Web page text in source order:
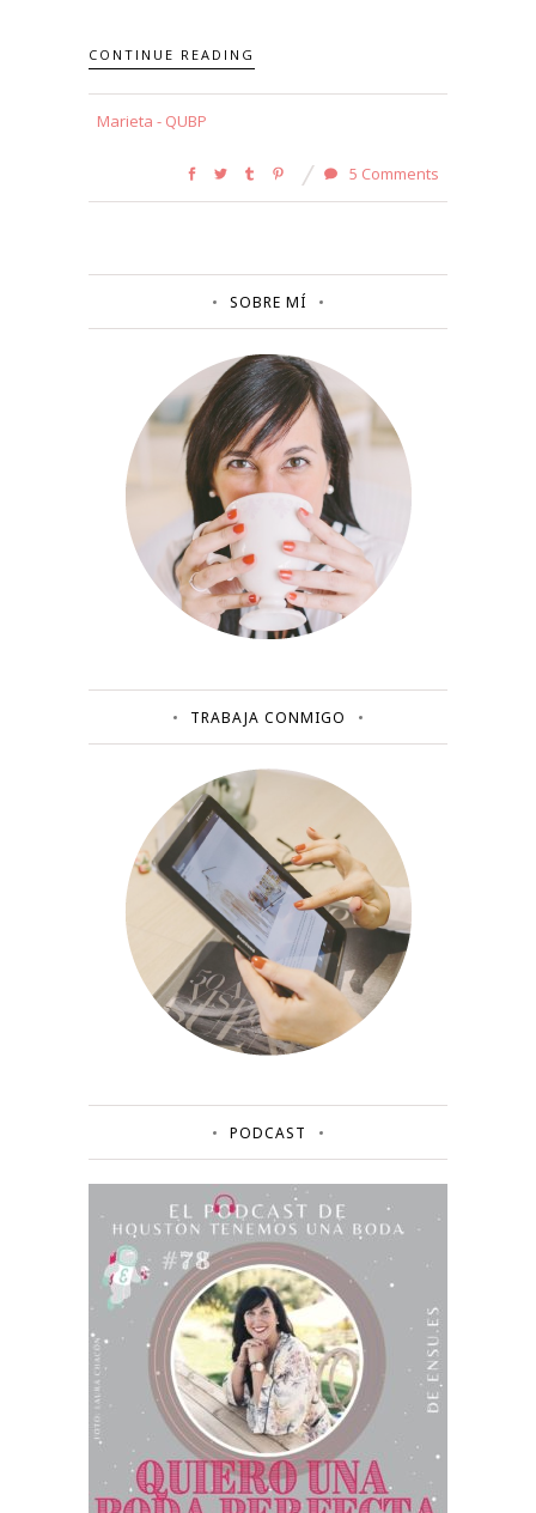
CONTINUE READING
Marieta - QUBP
5 Comments
SOBRE MÍ
TRABAJA CONMIGO
PODCAST